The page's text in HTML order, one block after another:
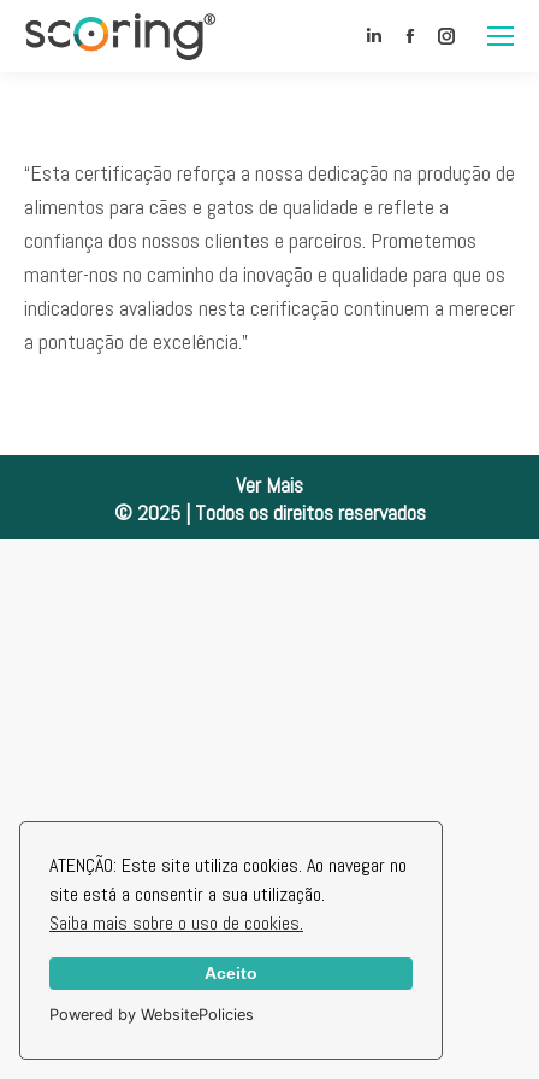
ATENÇÃO: Este site utiliza cookies. Ao navegar no
site está a consentir a sua utilização.
Saiba mais sobre o uso de cookies.
Aceito
Powered by WebsitePolicies
LinkedinFacebook
Instagram
“Esta certificação reforça a nossa dedicação na produção de
alimentos para cães e gatos de qualidade e reflete a
confiança dos nossos clientes e parceiros. Prometemos
manter-nos no caminho da inovação e qualidade para que os
indicadores avaliados nesta cerificação continuem a merecer
a pontuação de excelência.”
Ver Mais
© 2025 | Todos os direitos reservados